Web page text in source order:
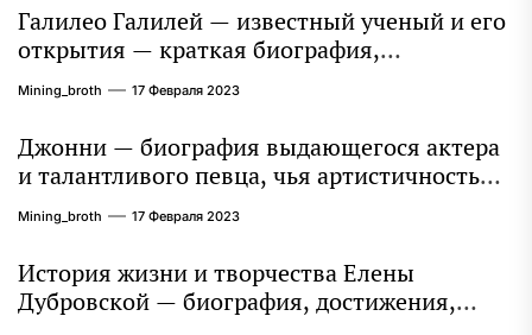
Галилео Галилей — известный ученый и его
открытия — краткая биография,
достижения и вклад в науку
Mining_broth 17 Февраля 2023
Джонни — биография выдающегося актера
и талантливого певца, чья артистичность
захватывает миллионы сердец
Mining_broth 17 Февраля 2023
История жизни и творчества Елены
Дубровской — биография, достижения,